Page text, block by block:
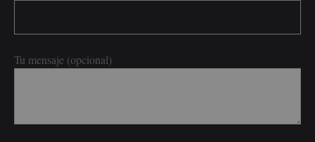
Tu mensaje (opcional)